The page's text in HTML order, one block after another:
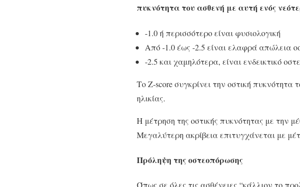
πυκνότητα του ασθενή με αυτή ενός
-1.0 ή περισσότερο είναι φυσιολογική
Από -1.0 έως -2.5 είναι ελαφρά απώλεια
-2.5 και χαμηλότερα, είναι ενδεικτικό
Το Ζ-score συγκρίνει την οστική
ηλικίας.
Η μέτρηση της οστικής πυκνότητας με την
Μεγαλύτερη ακρίβεια επιτυγχάνεται με
Πρόληψη της οστεοπόρωσης
Όπως σε όλες τις ασθένειες “κάλλιον το